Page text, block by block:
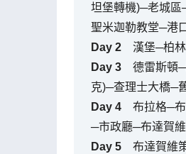
坦堡轉機)─老城
聖米迦勒教堂─港
Day 2
漢堡─柏
Day 3
德雷斯頓
克)─查理士大橋─
Day 4
布拉格─
─市政廳─布達賀
Day 5
布達賀維